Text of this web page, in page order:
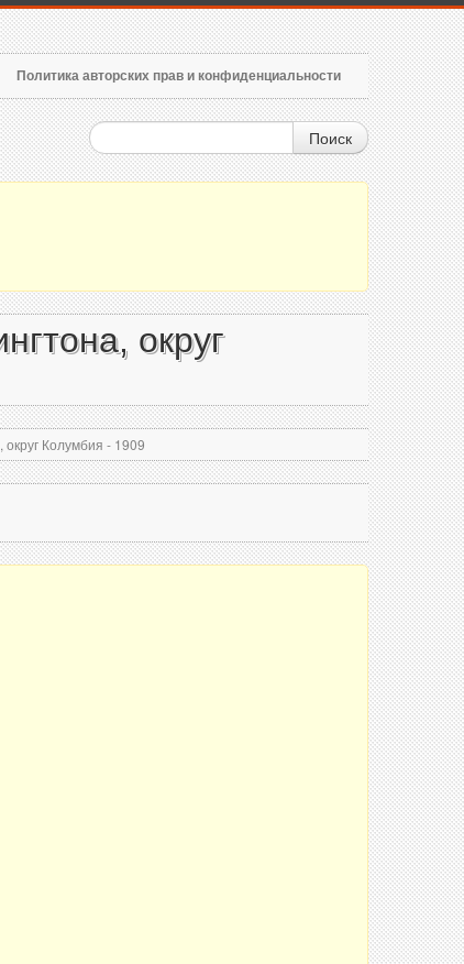
Политика авторских прав и конфиденциальности
Поиск
округ
Колумбия - 1909